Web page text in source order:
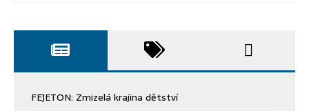
FEJETON: Zmizelá krajina dětství